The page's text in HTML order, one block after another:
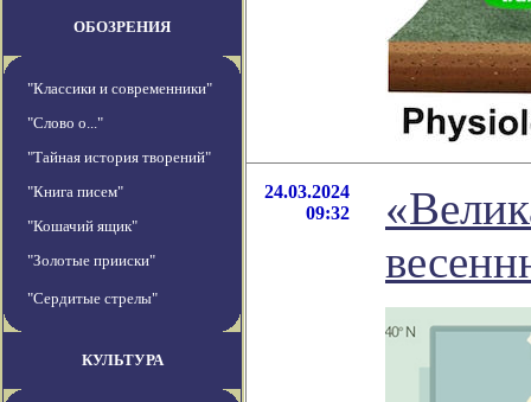
ОБОЗРЕНИЯ
"Классики и современники"
"Слово о..."
"Тайная история творений"
"Книга писем"
"Кошачий ящик"
"Золотые прииски"
"Сердитые стрелы"
КУЛЬТУРА
24.03.2024
09:32